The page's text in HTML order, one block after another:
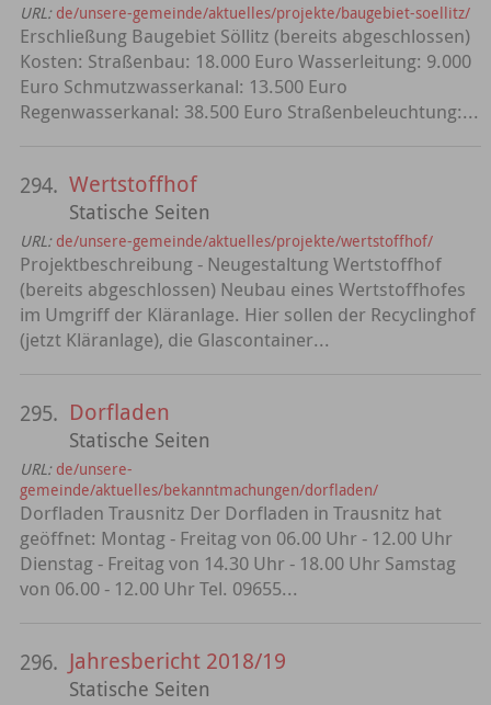
URL: de/unsere-gemeinde/aktuelles/projekte/baugebiet-soellitz/
Erschließung Baugebiet Söllitz (bereits abgeschlossen)
Kosten: Straßenbau: 18.000 Euro Wasserleitung: 9.000
Euro Schmutzwasserkanal: 13.500 Euro
Regenwasserkanal: 38.500 Euro Straßenbeleuchtung:...
294. Wertstoffhof
Statische Seiten
URL: de/unsere-gemeinde/aktuelles/projekte/wertstoffhof/
Projektbeschreibung - Neugestaltung Wertstoffhof
(bereits abgeschlossen) Neubau eines Wertstoffhofes
im Umgriff der Kläranlage. Hier sollen der Recyclinghof
(jetzt Kläranlage), die Glascontainer...
295. Dorfladen
Statische Seiten
URL: de/unsere-
gemeinde/aktuelles/bekanntmachungen/dorfladen/
Dorfladen Trausnitz Der Dorfladen in Trausnitz hat
geöffnet: Montag - Freitag von 06.00 Uhr - 12.00 Uhr
Dienstag - Freitag von 14.30 Uhr - 18.00 Uhr Samstag
von 06.00 - 12.00 Uhr Tel. 09655...
296. Jahresbericht 2018/19
Statische Seiten